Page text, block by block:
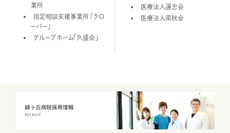
業所
指定相談支援事業所 「クロ
ーバー」
グループホーム「久盛会」
医療法人運忠会
医療法人南秋会